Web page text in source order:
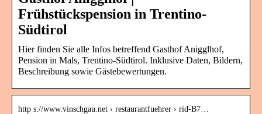
Frühstückspension in Trentino-
Südtirol
Hier finden Sie alle Infos betreffend Gasthof Anigglhof,
Pension in Mals, Trentino-Südtirol. Inklusive Daten, Bildern,
Beschreibung sowie Gästebewertungen.
http s://www.vinschgau.net › restaurantfuehrer › rid-B7…